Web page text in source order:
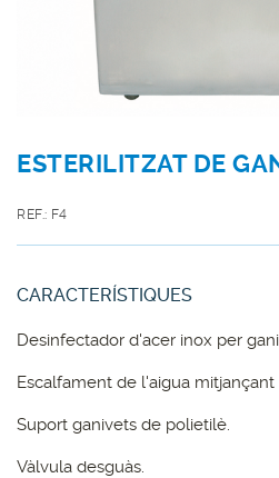
ESTERILITZAT DE
REF.: F4
CARACTERÍSTIQUES
Desinfectador d'acer inox per
Escalfament de l'aigua
Suport ganivets de polietilè.
Vàlvula desguàs.